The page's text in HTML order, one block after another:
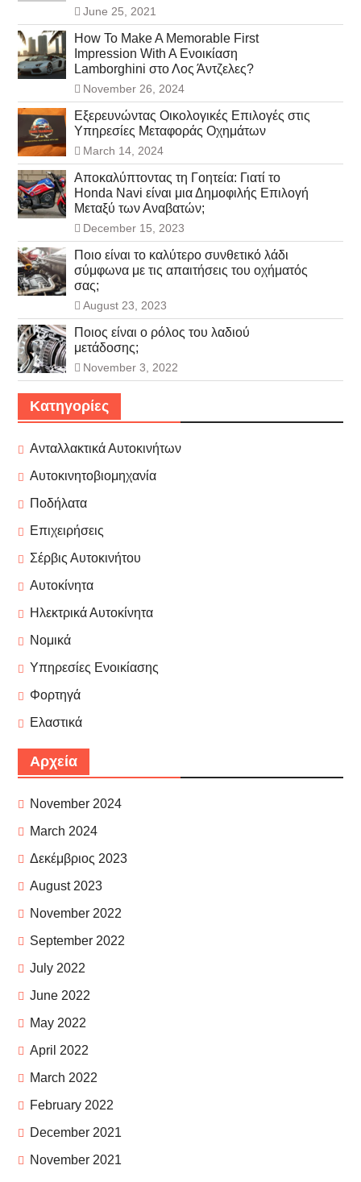
June 25, 2021
How To Make A Memorable First
Impression With A Ενοικίαση
Lamborghini στο Λος Άντζελες?
November 26, 2024
Εξερευνώντας Οικολογικές Επιλογές στις
Υπηρεσίες Μεταφοράς Οχημάτων
March 14, 2024
Αποκαλύπτοντας τη Γοητεία: Γιατί το
Honda Navi είναι μια Δημοφιλής Επιλογή
Μεταξύ των Αναβατών;
December 15, 2023
Ποιο είναι το καλύτερο συνθετικό λάδι
σύμφωνα με τις απαιτήσεις του οχήματός
σας;
August 23, 2023
Ποιος είναι ο ρόλος του λαδιού
μετάδοσης;
November 3, 2022
Κατηγορίες
Ανταλλακτικά Αυτοκινήτων
Αυτοκινητοβιομηχανία
Ποδήλατα
Επιχειρήσεις
Σέρβις Αυτοκινήτου
Αυτοκίνητα
Ηλεκτρικά Αυτοκίνητα
Νομικά
Υπηρεσίες Ενοικίασης
Φορτηγά
Ελαστικά
Αρχεία
November 2024
March 2024
Δεκέμβριος 2023
August 2023
November 2022
September 2022
July 2022
June 2022
May 2022
April 2022
March 2022
February 2022
December 2021
November 2021